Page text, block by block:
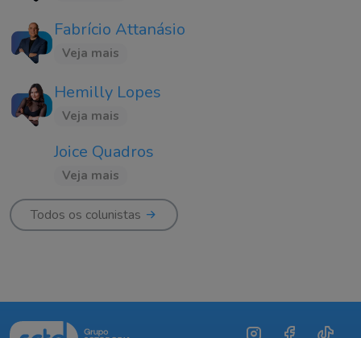
Fabrício Attanásio
Veja mais
Hemilly Lopes
Veja mais
Joice Quadros
Veja mais
Todos os colunistas